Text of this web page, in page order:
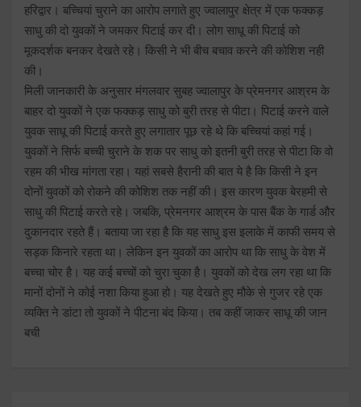
हरिद्वार। बच्चियां चुराने का आरोप लगाते हुए ज्वालापुर क्षेत्र में एक फक्कड़
साधु की दो युवकों ने जमकर पिटाई कर दी। लोग साधू की पिटाई को
मूकदर्शक बनकर देखते रहे। किसी ने भी बीच बचाव करने की कोशिश नही
की।
मिली जानकारी के अनुसार मंगलवार सुबह ज्वालापुर के प्रेमनगर आश्रम के
बाहर दो युवकों ने एक फक्कड़ साधु को बुरी तरह से पीटा। पिटाई करने वाले
युवक साधू की पिटाई करते हुए लगातार पूछ रहे थे कि बच्चियां कहां गई।
युवकों ने सिर्फ बच्ची चुराने के शक पर साधु को इतनी बुरी तरह से पीटा कि वो
रहम की भीख मांगता रहा। यहां सबसे हैरानी की बात ये है कि किसी ने इन
दोनों युवकों को रोकने की कोशिश तक नहीं की। इस कारण युवक बेरहमी से
साधु की पिटाई करते रहे। जबकि, प्रेमनगर आश्रम के पास बैंक के गार्ड और
दुकानदार रहते हैं। बताया जा रहा है कि यह साधु इस इलाके में काफी समय से
सड़क किनारे रहता था। लेकिन इन युवकों का आरोप था कि साधु के वेश में
बच्चा चोर है। यह कई बच्चों को चुरा चुका है। युवकों को देख लग रहा था कि
मानों दोनों ने कोई नशा किया हुआ हो। यह देखते हुए मौके से गुजर रहे एक
व्यक्ति ने डांटा तो युवकों ने पीटना बंद किया। तब कहीं जाकर साधू की जान
बची